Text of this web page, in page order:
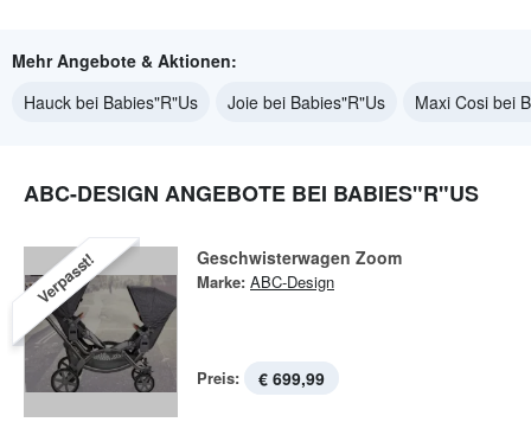
Mehr Angebote & Aktionen:
Hauck bei Babies"R"Us
Joie bei Babies"R"Us Maxi Cosi bei
ABC-DESIGN ANGEBOTE BEI BABIES"R"US
Verpasst! Geschwisterwagen Zoom
Marke: ABC-Design
Preis: € 699,99